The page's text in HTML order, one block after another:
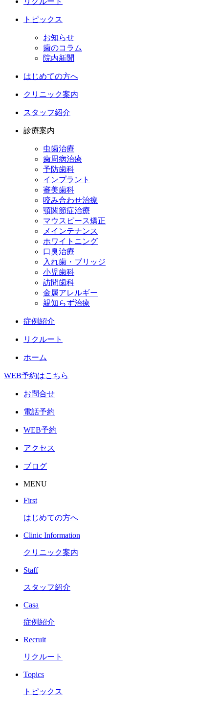
トピックス
お知らせ
歯のコラム
院内新聞
はじめての方へ
クリニック案内
スタッフ紹介
診療案内
虫歯治療
歯周病治療
予防歯科
インプラント
審美歯科
咬み合わせ治療
顎関節症治療
マウスピース矯正
メインテナンス
ホワイトニング
口臭治療
入れ歯・ブリッジ
小児歯科
訪問歯科
金属アレルギー
親知らず治療
症例紹介
リクルート
ホーム
WEB予約はこちら
お問合せ
電話予約
WEB予約
アクセス
ブログ
MENU
First
はじめての方へ
Clinic Information
クリニック案内
Staff
スタッフ紹介
Casa
症例紹介
Recruit
リクルート
Topics
トピックス